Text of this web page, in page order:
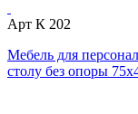
Арт К 202
Мебель для
столу без опоры